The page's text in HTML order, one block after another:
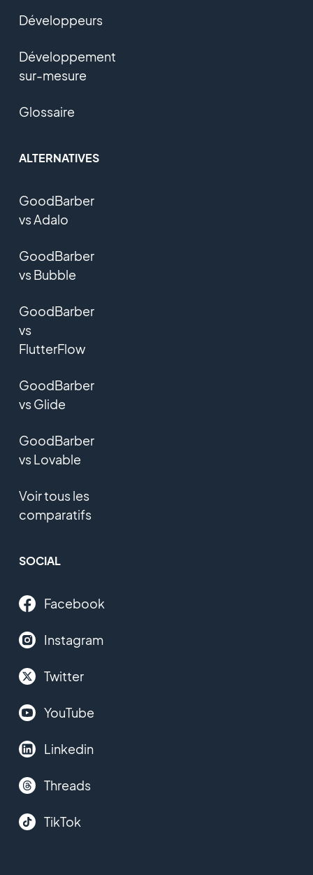
Développeurs
Développement
sur-mesure
Glossaire
ALTERNATIVES
GoodBarber
vs Adalo
GoodBarber
vs Bubble
GoodBarber
vs
FlutterFlow
GoodBarber
vs Glide
GoodBarber
vs Lovable
Voir tous les
comparatifs
SOCIAL
Facebook
Instagram
Twitter
YouTube
Linkedin
Threads
TikTok